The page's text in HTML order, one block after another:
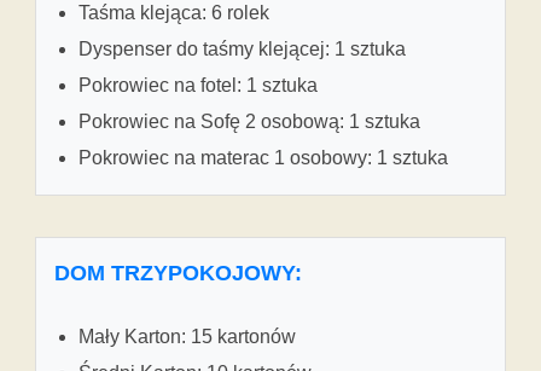
Taśma klejąca: 6 rolek
Dyspenser do taśmy klejącej: 1 sztuka
Pokrowiec na fotel: 1 sztuka
Pokrowiec na Sofę 2 osobową: 1 sztuka
Pokrowiec na materac 1 osobowy: 1 sztuka
DOM TRZYPOKOJOWY:
Mały Karton: 15 kartonów